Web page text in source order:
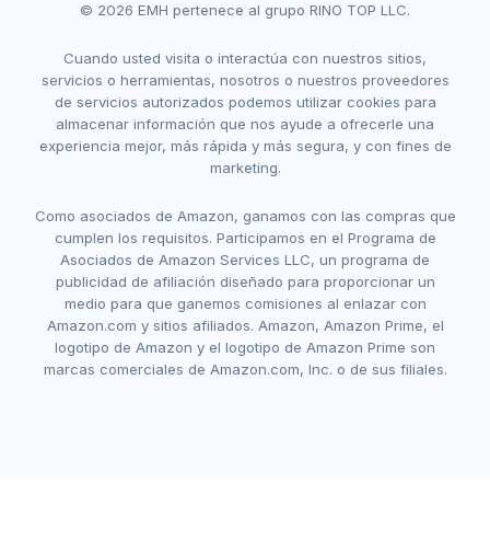
© 2026 EMH pertenece al grupo RINO TOP LLC.
Cuando usted visita o interactúa con nuestros sitios,
servicios o herramientas, nosotros o nuestros proveedores
de servicios autorizados podemos utilizar cookies para
almacenar información que nos ayude a ofrecerle una
experiencia mejor, más rápida y más segura, y con fines de
marketing.
Como asociados de Amazon, ganamos con las compras que
cumplen los requisitos. Participamos en el Programa de
Asociados de Amazon Services LLC, un programa de
publicidad de afiliación diseñado para proporcionar un
medio para que ganemos comisiones al enlazar con
Amazon.com y sitios afiliados. Amazon, Amazon Prime, el
logotipo de Amazon y el logotipo de Amazon Prime son
marcas comerciales de Amazon.com, Inc. o de sus filiales.